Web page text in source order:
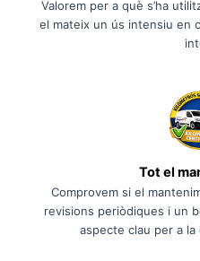
Valorem per a què s’ha
el mateix un ús intensiu en
Tot el
Comprovem si el
revisions periòdiques i un
aspecte clau per a